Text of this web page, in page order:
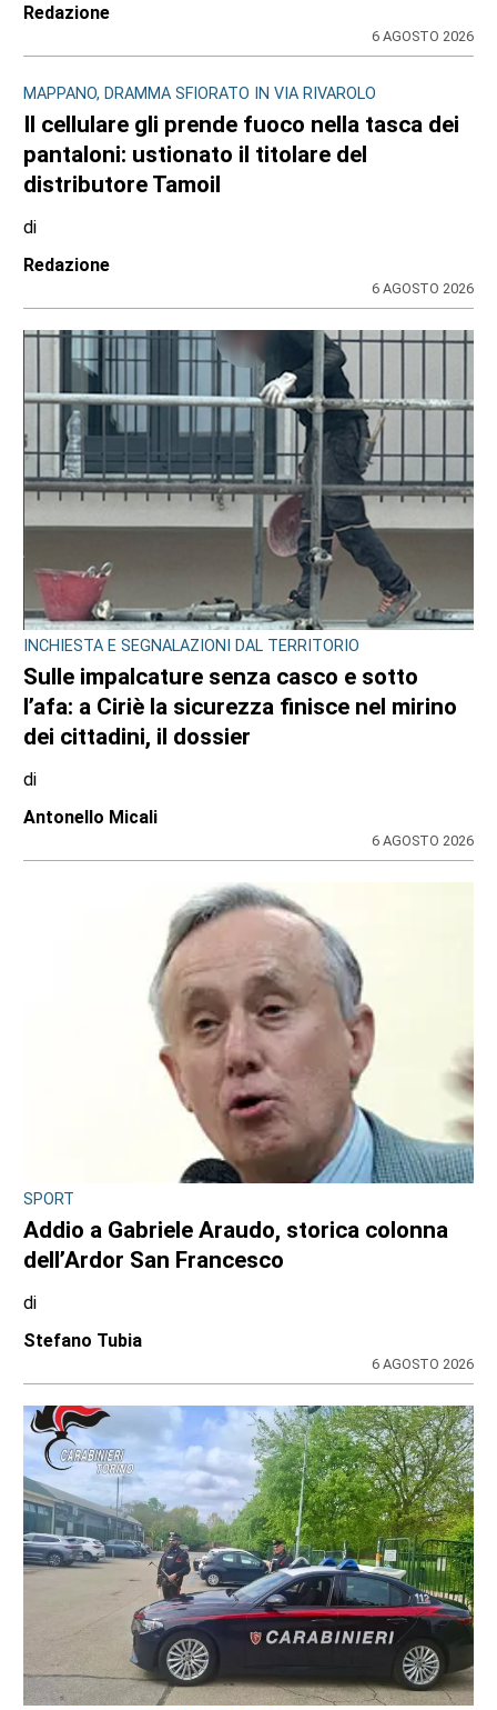
Redazione
6 AGOSTO 2026
MAPPANO, DRAMMA SFIORATO IN VIA RIVAROLO
Il cellulare gli prende fuoco nella tasca dei
pantaloni: ustionato il titolare del
distributore Tamoil
di
Redazione
6 AGOSTO 2026
INCHIESTA E SEGNALAZIONI DAL TERRITORIO
Sulle impalcature senza casco e sotto
l’afa: a Ciriè la sicurezza finisce nel mirino
dei cittadini, il dossier
di
Antonello Micali
6 AGOSTO 2026
SPORT
Addio a Gabriele Araudo, storica colonna
dell’Ardor San Francesco
di
Stefano Tubia
6 AGOSTO 2026